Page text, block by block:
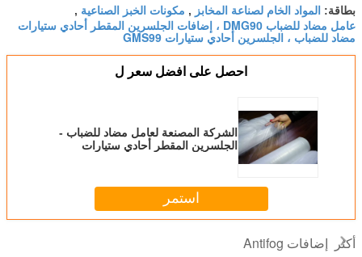
بطاقة: المواد الخام لصناعة المخابز , مكونات الخبز الصناعية ,
عامل مضاد للضباب DMG90 ، إضافات الجلسرين المقطر أحادي ستيارات
مضاد للضباب ، الجلسرين أحادي ستيارات GMS99
احصل على افضل سعر ل
الشركة المصنعة لعامل مضاد للضباب -
الجلسرين المقطر أحادي ستيارات
استمر
أكثر إضافات Antifog